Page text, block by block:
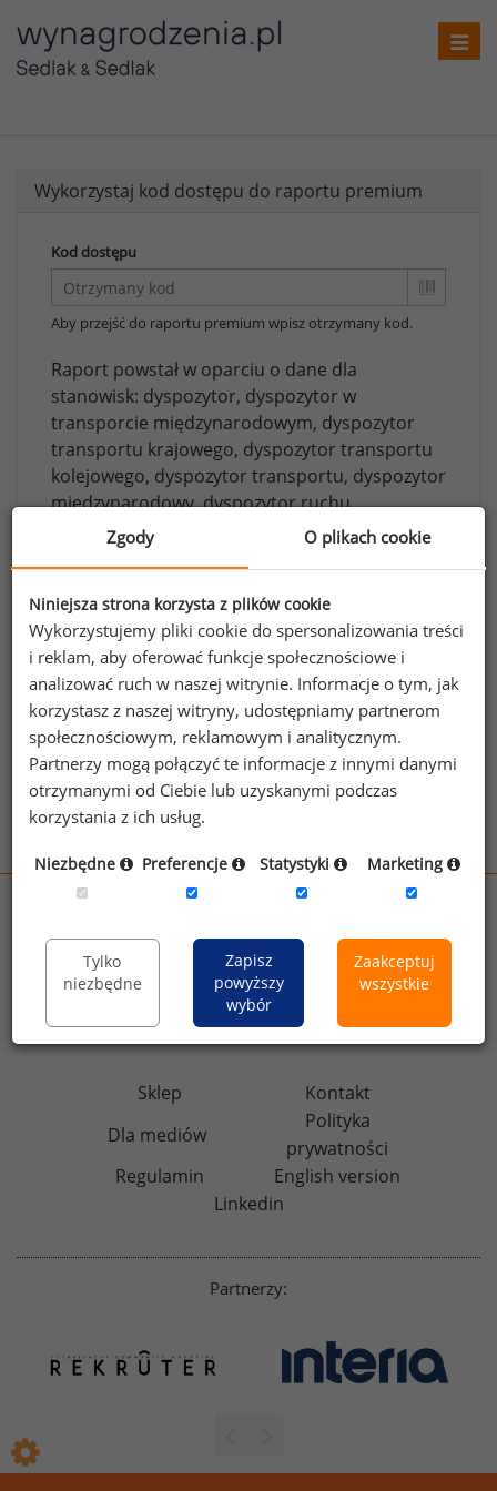
Wykorzystaj kod dostępu do raportu premium
Kod dostępu
Aby przejść do raportu premium wpisz otrzymany kod.
Raport powstał w oparciu o dane dla
stanowisk: dyspozytor, dyspozytor w
transporcie międzynarodowym, dyspozytor
transportu krajowego, dyspozytor transportu
kolejowego, dyspozytor transportu, dyspozytor
międzynarodowy,dyspozytor ruchu
kolejowego, dyspozytor transportu
samochodowego.
Jeżeli posiadasz dostęp, do pełnego raportu
jednego z powyższych stanowisk możesz za
jego pomocą sprawdzić raporty dla
pozostałych.
Wykorzystaj kod
Aby otrzymać darmowy kod dostępu weź udział
wOgólnopolskim Badaniu Wynagrodzeń
sedlak.pl
kfw.sedlak.pl
rynekpracy.pl
raportyplacowe.pl
badania
.pl wskazniki HR.pl
Sklep
Kontakt
Dla mediów
Polityka
prywatności
Regulamin
English version
Linkedin
Partnerzy:
Zgody O plikach cookie
Niniejsza strona korzysta z plików cookie
Wykorzystujemy pliki cookie do spersonalizowania treści
i reklam, aby oferować funkcje społecznościowe i
analizować ruch w naszej witrynie. Informacje o tym, jak
korzystasz z naszej witryny, udostępniamy partnerom
społecznościowym, reklamowym i analitycznym.
Partnerzy mogą połączyć te informacje z innymi danymi
otrzymanymi od Ciebie lub uzyskanymi podczas
korzystania z ich usług.
Niezbędne Preferencje Statystyki Marketing
Tylko
niezbędne
Zapisz
powyższy
wybór
Zaakceptuj
wszystkie